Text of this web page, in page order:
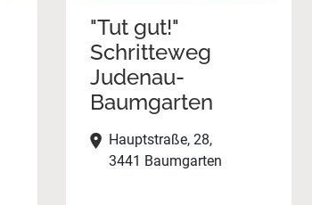
"Tut gut!"
Schritteweg
Judenau-
Baumgarten
Hauptstraße, 28,
3441 Baumgarten